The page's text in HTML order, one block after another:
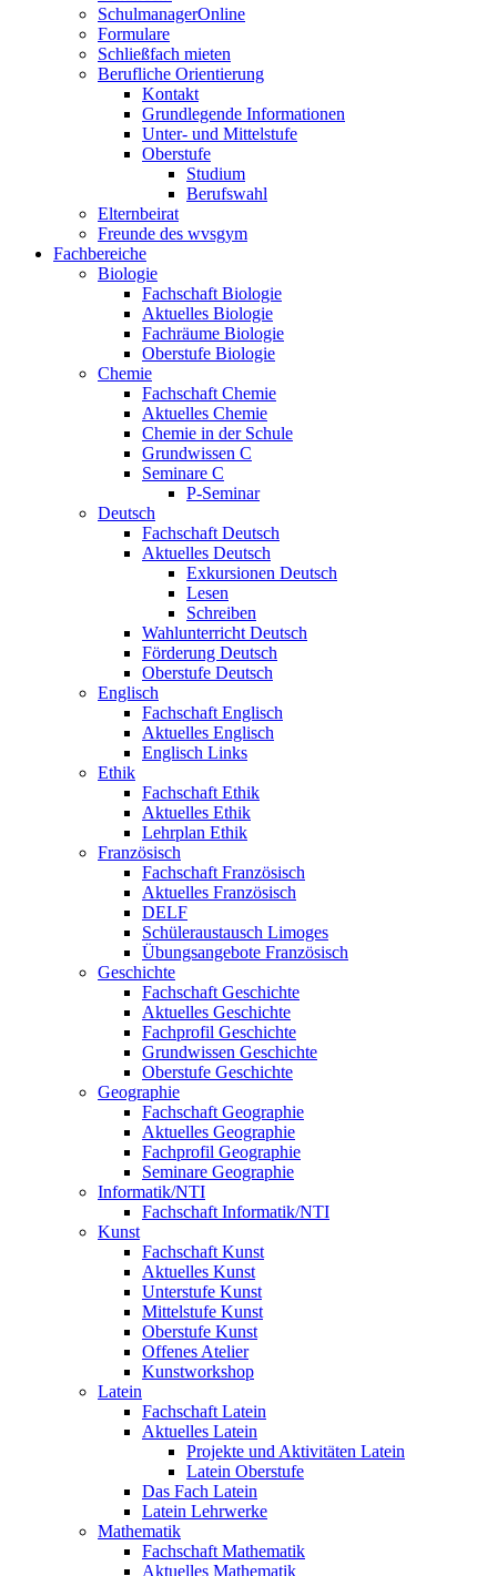
SchulmanagerOnline
Formulare
Schließfach mieten
Berufliche Orientierung
Kontakt
Grundlegende Informationen
Unter- und Mittelstufe
Oberstufe
Studium
Berufswahl
Elternbeirat
Freunde des wvsgym
Fachbereiche
Biologie
Fachschaft Biologie
Aktuelles Biologie
Fachräume Biologie
Oberstufe Biologie
Chemie
Fachschaft Chemie
Aktuelles Chemie
Chemie in der Schule
Grundwissen C
Seminare C
P-Seminar
Deutsch
Fachschaft Deutsch
Aktuelles Deutsch
Exkursionen Deutsch
Lesen
Schreiben
Wahlunterricht Deutsch
Förderung Deutsch
Oberstufe Deutsch
Englisch
Fachschaft Englisch
Aktuelles Englisch
Englisch Links
Ethik
Fachschaft Ethik
Aktuelles Ethik
Lehrplan Ethik
Französisch
Fachschaft Französisch
Aktuelles Französisch
DELF
Schüleraustausch Limoges
Übungsangebote Französisch
Geschichte
Fachschaft Geschichte
Aktuelles Geschichte
Fachprofil Geschichte
Grundwissen Geschichte
Oberstufe Geschichte
Geographie
Fachschaft Geographie
Aktuelles Geographie
Fachprofil Geographie
Seminare Geographie
Informatik/NTI
Fachschaft Informatik/NTI
Kunst
Fachschaft Kunst
Aktuelles Kunst
Unterstufe Kunst
Mittelstufe Kunst
Oberstufe Kunst
Offenes Atelier
Kunstworkshop
Latein
Fachschaft Latein
Aktuelles Latein
Projekte und Aktivitäten Latein
Latein Oberstufe
Das Fach Latein
Latein Lehrwerke
Mathematik
Fachschaft Mathematik
Aktuelles Mathematik